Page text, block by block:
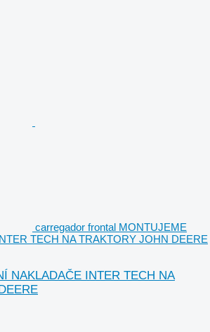
carregador frontal MONTUJEME
TECH NA TRAKTORY JOHN DEERE
NAKLADAČE INTER TECH NA